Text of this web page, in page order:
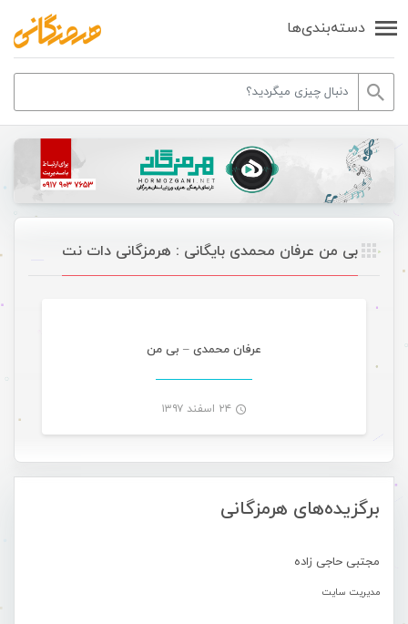
دسته‌بندی‌ها
برگزیده‌های هرمزگانی
مجتبی حاجی زاده
مدیریت سایت
بی من عرفان محمدی بایگانی : هرمزگانی دات نت
عرفان محمدی – بی من
۲۴ اسفند ۱۳۹۷